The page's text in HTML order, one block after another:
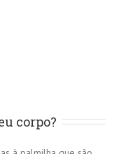
corpo?